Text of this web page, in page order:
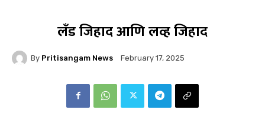
लँड जिहाद आणि लव्ह जिहाद
By Pritisangam News February 17, 2025